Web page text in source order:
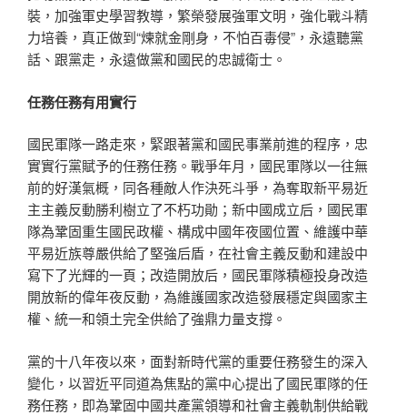
裝，加強軍史學習教導，繁榮發展強軍文明，強化戰斗精
力培養，真正做到“煉就金剛身，不怕百毒侵”，永遠聽黨
話、跟黨走，永遠做黨和國民的忠誠衛士。
任務任務有用實行
國民軍隊一路走來，緊跟著黨和國民事業前進的程序，忠
實實行黨賦予的任務任務。戰爭年月，國民軍隊以一往無
前的好漢氣概，同各種敵人作決死斗爭，為奪取新平易近
主主義反動勝利樹立了不朽功勛；新中國成立后，國民軍
隊為鞏固重生國民政權、構成中國年夜國位置、維護中華
平易近族尊嚴供給了堅強后盾，在社會主義反動和建設中
寫下了光輝的一頁；改造開放后，國民軍隊積極投身改造
開放新的偉年夜反動，為維護國家改造發展穩定與國家主
權、統一和領土完全供給了強鼎力量支撐。
黨的十八年夜以來，面對新時代黨的重要任務發生的深入
變化，以習近平同道為焦點的黨中心提出了國民軍隊的任
務任務，即為鞏固中國共產黨領導和社會主義軌制供給戰